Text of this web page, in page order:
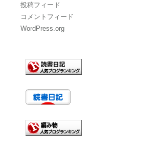
投稿フィード
コメントフィード
WordPress.org